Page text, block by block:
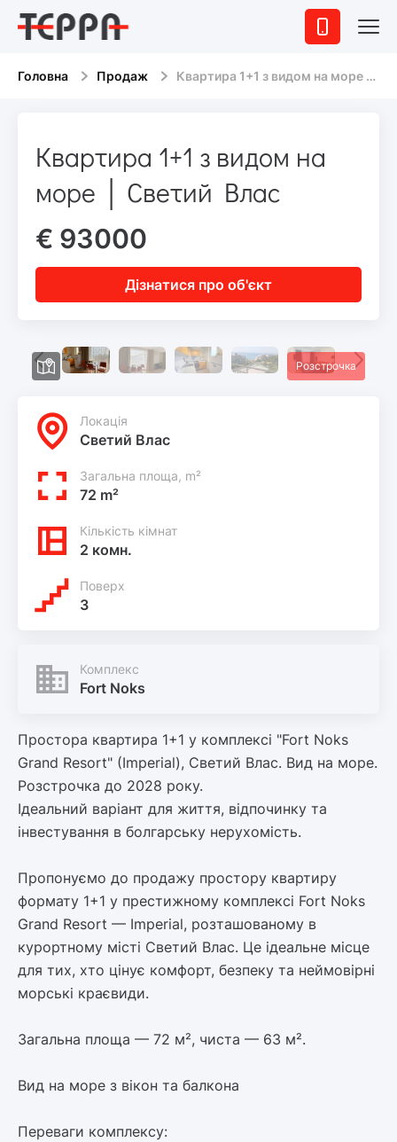
Головна Продаж Квартира 1+1 з видом на море │ Светий Влас
Квартира 1+1 з видом на
море │ Светий Влас
€ 93000
Дізнатися про об'єкт
Розстрочка
Локацiя
Светий Влас
Загальна площа, m²
72 m²
Кількість кімнат
2 комн.
Поверх
3
Комплекс
Fort Noks
Простора квартира 1+1 у комплексі "Fort Noks
Grand Resort" (Imperial), Светий Влас. Вид на море.
Розстрочка до 2028 року.
Ідеальний варіант для життя, відпочинку та
інвестування в болгарську нерухомість.
Пропонуємо до продажу простору квартиру
формату 1+1 у престижному комплексі Fort Noks
Grand Resort — Imperial, розташованому в
курортному місті Светий Влас. Це ідеальне місце
для тих, хто цінує комфорт, безпеку та неймовірні
морські краєвиди.
Загальна площа — 72 м², чиста — 63 м².
Вид на море з вікон та балкона
Переваги комплексу: